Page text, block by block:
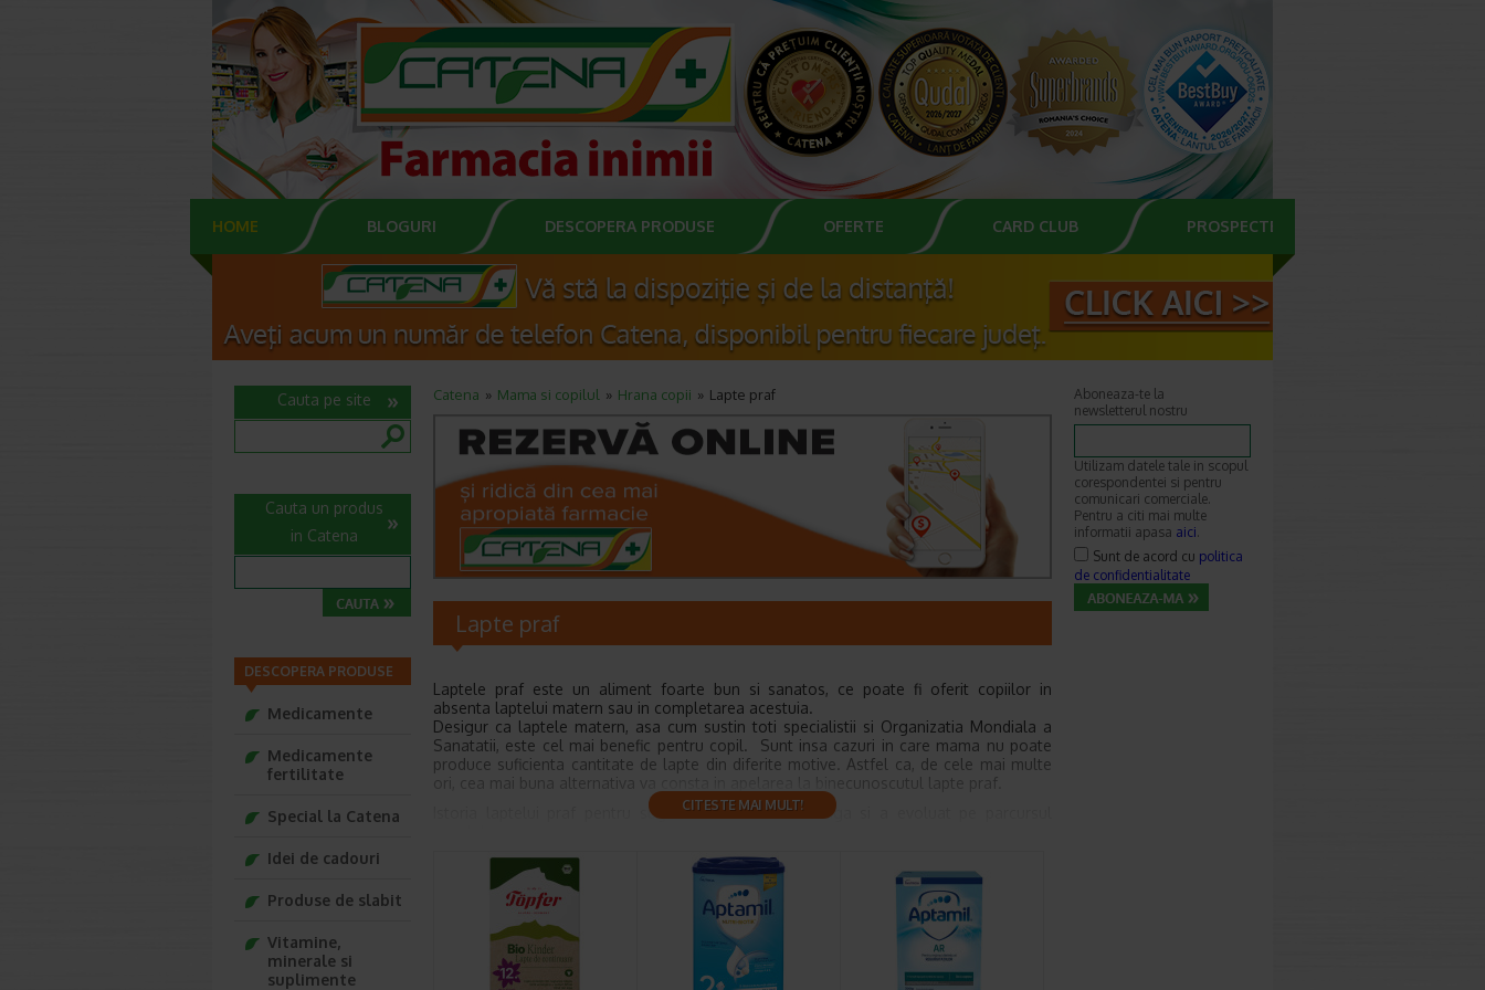
HOME BLOGURI DESCOPERA PRODUSE OFERTE CARD CLUB PROSPECTE
Catena Mama si copilul Hrana copii Lapte praf
Lapte praf
Laptele praf este un aliment foarte bun si sanatos, ce poate fi oferit copiilor in
absenta laptelui matern sau in completarea acestuia.
Desigur ca laptele matern, asa cum sustin toti specialistii si Organizatia Mondiala a
Sanatatii, este cel mai benefic pentru copil. Sunt insa cazuri in care mama nu poate
produce suficienta cantitate de lapte din diferite motive. Astfel ca, de cele mai multe
ori, cea mai buna alternativa va consta in apelarea la binecunoscutul lapte praf.
Istoria laptelui praf pentru sugari este destul de lunga si a evoluat pe parcursul
In antichitate, femeile care nu puteau sa alapteze recurgeau la alternative precum
hranirea cu lapte de animale sau hrana pe baza de cereale. Totusi, aceste practici nu
ofereau intotdeauna substantele nutritive necesare pentru cresterea sanatoasa a unui
copil. Mai tarziu, in secolul al XIX-lea, oamenii de stiinta si medicii au inceput sa
dezvolte formule de hranire artificiala. Un exemplu notabil este formula de lapte, care
a fost creata in 1865 de un chimist german.Justus von Liebig, o formula de baza care,
ulterior, a dat nastere unui produs comercializat in cantitati industriale. Aceasta consta
CITESTE MAI MULT!
Cauta pe site
Cauta un produs
in Catena
DESCOPERA PRODUSE
Medicamente
Medicamente
fertilitate
Special la Catena
Idei de cadouri
Produse de slabit
Vitamine,
minerale si
suplimente
Aboneaza-te la
newsletterul nostru
Utilizam datele tale in scopul
corespondentei si pentru
comunicari comerciale.
Pentru a citi mai multe
informatii apasa aici.
Sunt de acord cu politica
de confidentialitate